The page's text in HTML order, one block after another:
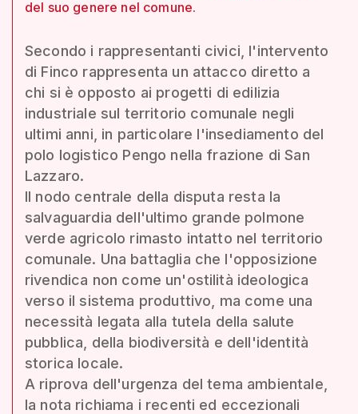
del suo genere nel comune.
Secondo i rappresentanti civici, l'intervento
di Finco rappresenta un attacco diretto a
chi si è opposto ai progetti di edilizia
industriale sul territorio comunale negli
ultimi anni, in particolare l'insediamento del
polo logistico Pengo nella frazione di San
Lazzaro.
Il nodo centrale della disputa resta la
salvaguardia dell'ultimo grande polmone
verde agricolo rimasto intatto nel territorio
comunale. Una battaglia che l'opposizione
rivendica non come un'ostilità ideologica
verso il sistema produttivo, ma come una
necessità legata alla tutela della salute
pubblica, della biodiversità e dell'identità
storica locale.
A riprova dell'urgenza del tema ambientale,
la nota richiama i recenti ed eccezionali